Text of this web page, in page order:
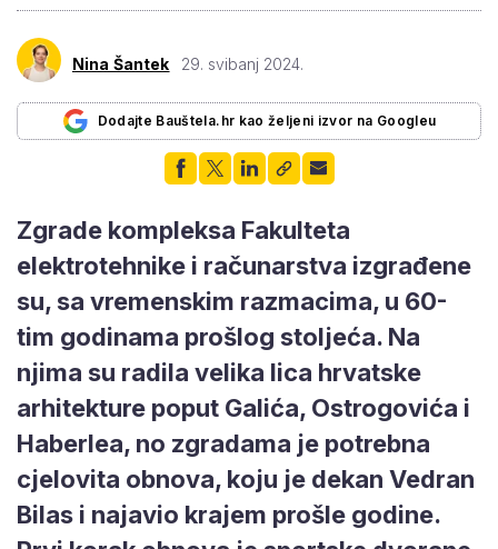
Nina Šantek 29. svibanj 2024.
Dodajte Bauštela.hr kao željeni izvor na Googleu
Zgrade kompleksa Fakulteta
elektrotehnike i računarstva izgrađene
su, sa vremenskim razmacima, u 60-
tim godinama prošlog stoljeća. Na
njima su radila velika lica hrvatske
arhitekture poput Galića, Ostrogovića i
Haberlea, no zgradama je potrebna
cjelovita obnova, koju je dekan Vedran
Bilas i najavio krajem prošle godine.